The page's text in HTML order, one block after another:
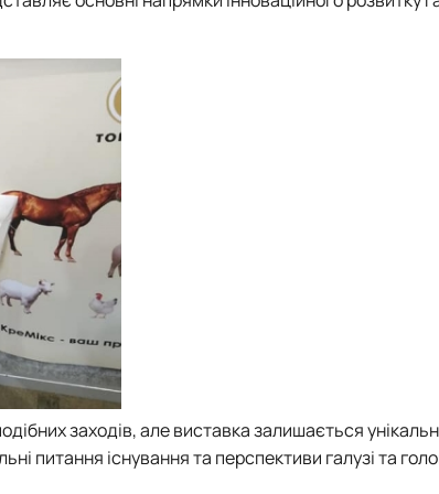
заходів, але виставка залишається
питання існування та перспективи галузі та